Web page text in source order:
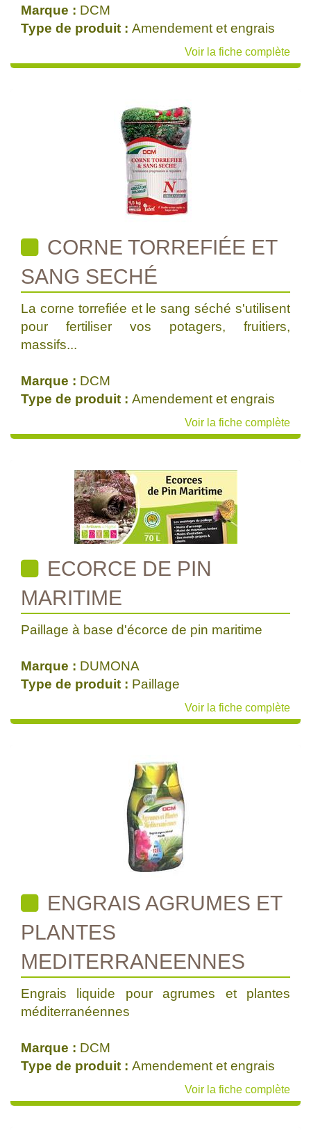
Marque : DCM
Type de produit : Amendement et engrais
Voir la fiche complète
CORNE TORREFIÉE ET
SANG SECHÉ
La corne torrefiée et le sang séché s'utilisent
pour fertiliser vos potagers, fruitiers,
massifs...
Marque : DCM
Type de produit : Amendement et engrais
Voir la fiche complète
ECORCE DE PIN
MARITIME
Paillage à base d'écorce de pin maritime
Marque : DUMONA
Type de produit : Paillage
Voir la fiche complète
ENGRAIS AGRUMES ET
PLANTES
MEDITERRANEENNES
Engrais liquide pour agrumes et plantes
méditerranéennes
Marque : DCM
Type de produit : Amendement et engrais
Voir la fiche complète